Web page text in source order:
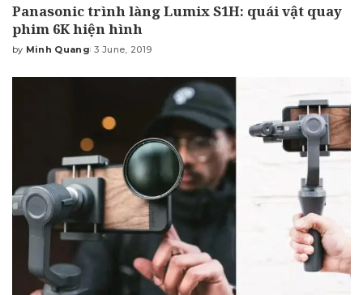
Panasonic trình làng Lumix S1H: quái vật quay
phim 6K hiện hình
Posted
by Minh Quang 3 June, 2019